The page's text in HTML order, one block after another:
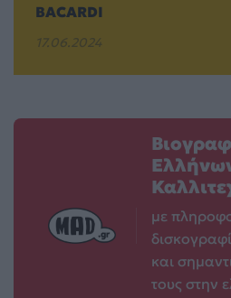
BACARDI
17.06.2024
με
και
τους στην